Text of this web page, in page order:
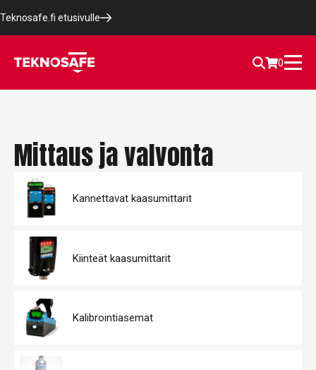
Teknosafe.fi etusivulle
0
Mittaus ja valvonta
Kannettavat kaasumittarit
Kiinteät kaasumittarit
Kalibrointiasemat